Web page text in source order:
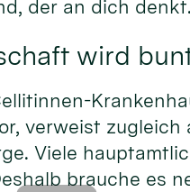
der an dich
wird
verweist
Viele
brauche es